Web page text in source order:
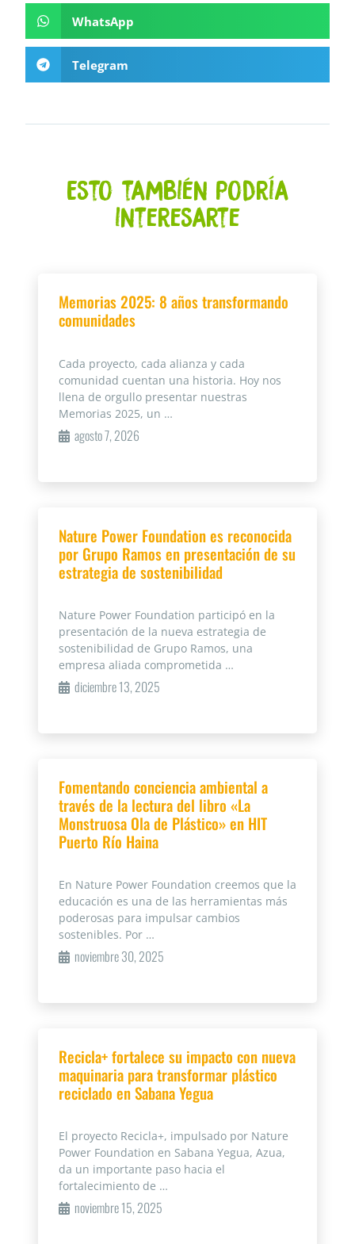
WhatsApp
Telegram
Esto también podría
interesarte
Memorias 2025: 8 años transformando
comunidades
Cada proyecto, cada alianza y cada
comunidad cuentan una historia. Hoy nos
llena de orgullo presentar nuestras
Memorias 2025, un …
agosto 7, 2026
Nature Power Foundation es reconocida
por Grupo Ramos en presentación de su
estrategia de sostenibilidad
Nature Power Foundation participó en la
presentación de la nueva estrategia de
sostenibilidad de Grupo Ramos, una
empresa aliada comprometida …
diciembre 13, 2025
Fomentando conciencia ambiental a
través de la lectura del libro «La
Monstruosa Ola de Plástico» en HIT
Puerto Río Haina
En Nature Power Foundation creemos que la
educación es una de las herramientas más
poderosas para impulsar cambios
sostenibles. Por …
noviembre 30, 2025
Recicla+ fortalece su impacto con nueva
maquinaria para transformar plástico
reciclado en Sabana Yegua
El proyecto Recicla+, impulsado por Nature
Power Foundation en Sabana Yegua, Azua,
da un importante paso hacia el
fortalecimiento de …
noviembre 15, 2025